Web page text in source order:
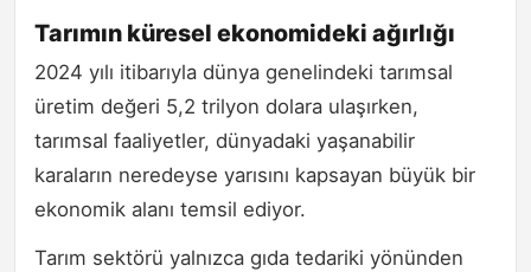
Tarımın küresel ekonomideki ağırlığı
2024 yılı itibarıyla dünya genelindeki tarımsal
üretim değeri 5,2 trilyon dolara ulaşırken,
tarımsal faaliyetler, dünyadaki yaşanabilir
karaların neredeyse yarısını kapsayan büyük bir
ekonomik alanı temsil ediyor.
Tarım sektörü yalnızca gıda tedariki yönünden